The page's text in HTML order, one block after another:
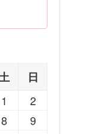
日
1
2
8
9